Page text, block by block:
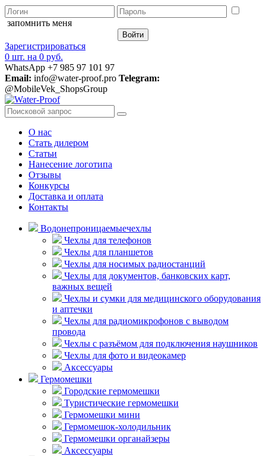
запомнить меня
Зарегистрироваться
0 шт. на 0 руб.
WhatsApp +7 985 97 101 97
Email: info@water-proof.pro Telegram:
@MobileVek_ShopsGroup
О нас
Стать дилером
Статьи
Нанесение логотипа
Отзывы
Конкурсы
Доставка и оплата
Контакты
Водонепроницаемыечехлы
Чехлы для телефонов
Чехлы для планшетов
Чехлы для носимых радиостанций
Чехлы для документов, банковских карт,
важных вещей
Чехлы и сумки для медицинского оборудования
и аптечки
Чехлы для радиомикрофонов с выводом
провода
Чехлы с разъёмом для подключения наушников
Чехлы для фото и видеокамер
Аксессуары
Гермомешки
Городские гермомешки
Туристические гермомешки
Гермомешки мини
Гермомешок-холодильник
Гермомешки органайзеры
Аксессуары